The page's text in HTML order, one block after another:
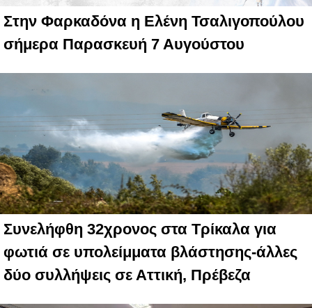
Στην Φαρκαδόνα η Ελένη Τσαλιγοπούλου
σήμερα Παρασκευή 7 Αυγούστου
Συνελήφθη 32χρονος στα Τρίκαλα για
φωτιά σε υπολείμματα βλάστησης-άλλες
δύο συλλήψεις σε Αττική, Πρέβεζα